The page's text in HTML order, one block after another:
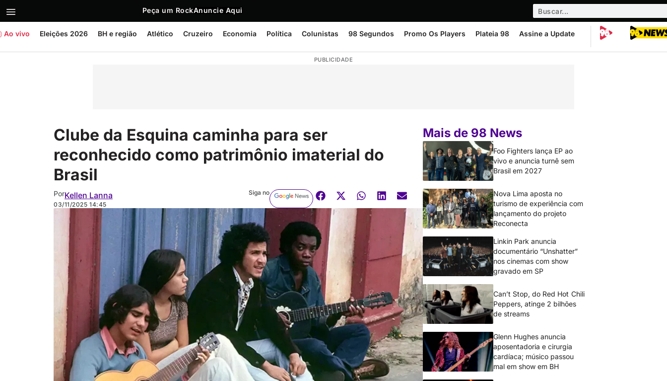
Peça um RockAnuncie Aqui
Ao vivo Eleições 2026 BH e região Atlético Cruzeiro Economia Política Colunistas 98 Segundos Promo Os Players Plateia 98 Assine a Update
PUBLICIDADE
Clube da Esquina caminha para ser
reconhecido como patrimônio imaterial do
Brasil
PorKellen Lanna
03/11/2025 14:45
Siga no
Mais de 98 News
Foo Fighters lança EP ao
vivo e anuncia turnê sem
Brasil em 2027
Nova Lima aposta no
turismo de experiência com
lançamento do projeto
Reconecta
Linkin Park anuncia
documentário “Unshatter”
nos cinemas com show
gravado em SP
Can’t Stop, do Red Hot Chili
Peppers, atinge 2 bilhões
de streams
Glenn Hughes anuncia
aposentadoria e cirurgia
cardíaca; músico passou
mal em show em BH